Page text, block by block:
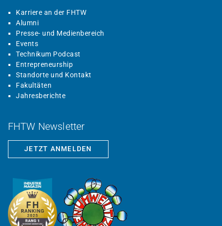
Karriere an der FHTW
Alumni
Presse- und Medienbereich
Events
Technikum Podcast
Entrepreneurship
Standorte und Kontakt
Fakultäten
Jahresberichte
FHTW Newsletter
JETZT ANMELDEN